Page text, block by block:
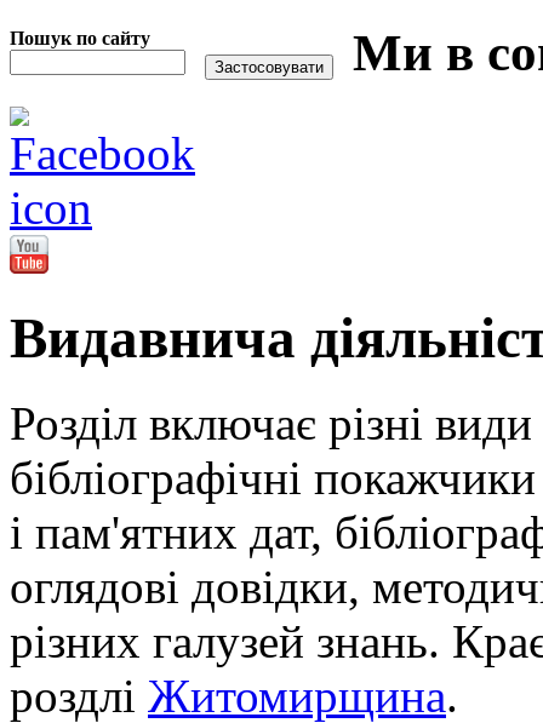
Пошук по сайту Ми в
Видавнича
Розділ включає різні
бібліографічні
і пам'ятних дат,
оглядові довідки,
різних галузей знань.
роздлі Житомирщина.